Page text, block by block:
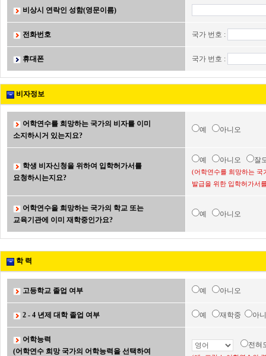
비상시 연락인 성함(영문이름)
전화번호 국가 번호 :
휴대폰 국가 번호 :
비자정보
어학연수를 희망하는 국가의 비자를 이미
소지하시거 있는지요?
예 아니오
학생 비자신청을 위하여 입학허가서를
요청하시는지요?
예 아니오 잘
(어학연수를 희망하는 국
발급을 위한 입학허가서
어학연수을 희망하는 국가의 학교 또는
교육기관에 이미 재학중인가요?
예 아니오
학 력
고등학교 졸업 여부 예 아니오
2 - 4 년제 대학 졸업 여부 예 재학중 아
어학능력
(어학연수 희망 국가의 어학능력을 선택하여
전